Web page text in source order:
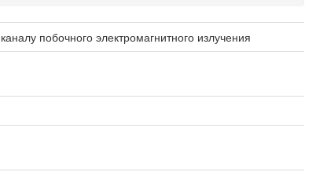
побочного электромагнитного излучения